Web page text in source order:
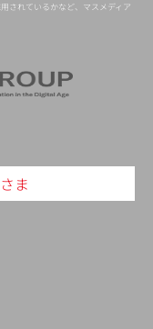
されているかなど、マスメディア
ま